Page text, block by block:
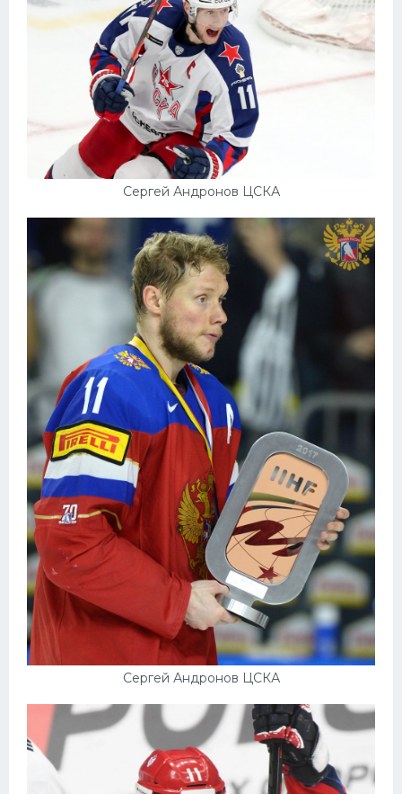
Сергей Андронов ЦСКА
Сергей Андронов ЦСКА